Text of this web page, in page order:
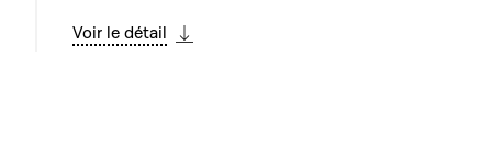
Voir le détail